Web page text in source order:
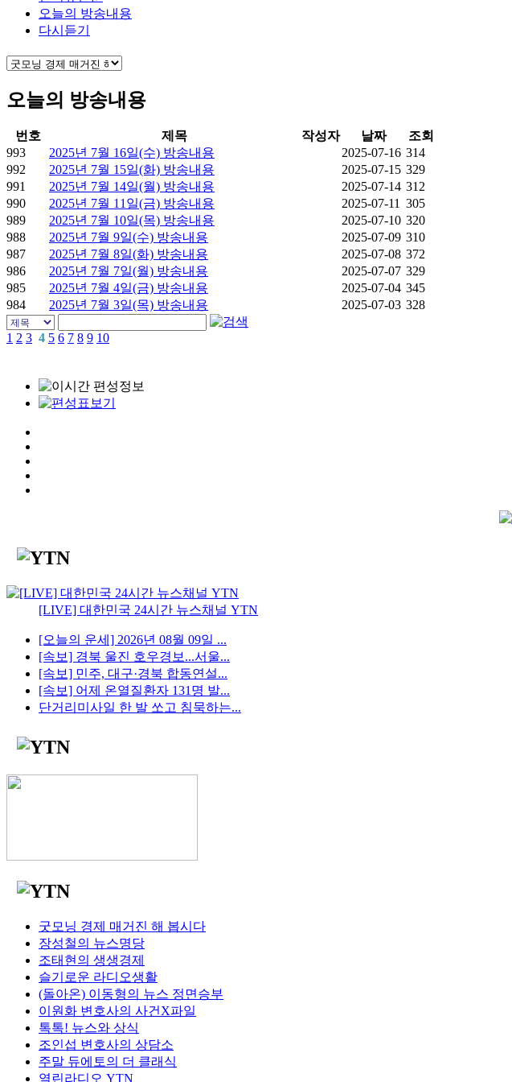
오늘의 방송내용
다시듣기
오늘의 방송내용
번호 제목 작성자 날짜
조회
993
2025년 7월 16일(수) 방송내용 2025-07-16 314
992
2025년 7월 15일(화) 방송내용 2025-07-15 329
991
2025년 7월 14일(월) 방송내용 2025-07-14 312
990
2025년 7월 11일(금) 방송내용 2025-07-11 305
989
2025년 7월 10일(목) 방송내용 2025-07-10 320
988
2025년 7월 9일(수) 방송내용 2025-07-09 310
987
2025년 7월 8일(화) 방송내용 2025-07-08 372
986
2025년 7월 7일(월) 방송내용 2025-07-07 329
985
2025년 7월 4일(금) 방송내용 2025-07-04 345
984
2025년 7월 3일(목) 방송내용 2025-07-03 328
1 2 3 4 5 6 7 8 9 10
[LIVE] 대한민국 24시간 뉴스채널 YTN
[오늘의 운세] 2026년 08월 09일 ...
[속보] 경북 울진 호우경보...서울...
[속보] 민주, 대구·경북 합동연설...
[속보] 어제 온열질환자 131명 발...
단거리미사일 한 발 쏘고 침묵하는...
굿모닝 경제 매거진 해 봅시다
장성철의 뉴스명당
조태현의 생생경제
슬기로운 라디오생활
(돌아온) 이동형의 뉴스 정면승부
이원화 변호사의 사건X파일
톡톡! 뉴스와 상식
조인섭 변호사의 상담소
주말 듀에토의 더 클래식
열린라디오 YTN